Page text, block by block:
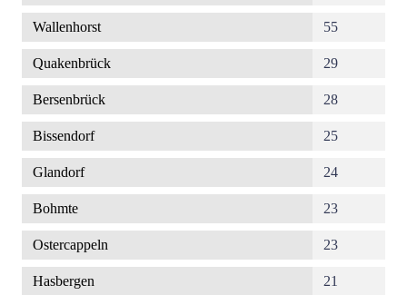
Wallenhorst 55
Quakenbrück 29
Bersenbrück 28
Bissendorf 25
Glandorf 24
Bohmte 23
Ostercappeln 23
Hasbergen 21